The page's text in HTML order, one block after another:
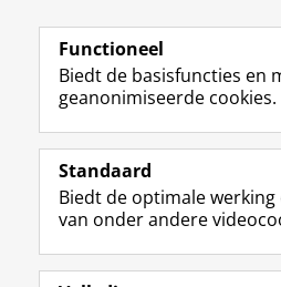
Volg de RUG
F
a
e
b
o
Studiekiezers
Functioneel
Biedt de basisfuncties en
geanonimiseerde cookies.
Standaard
Biedt de optimale
van onder andere